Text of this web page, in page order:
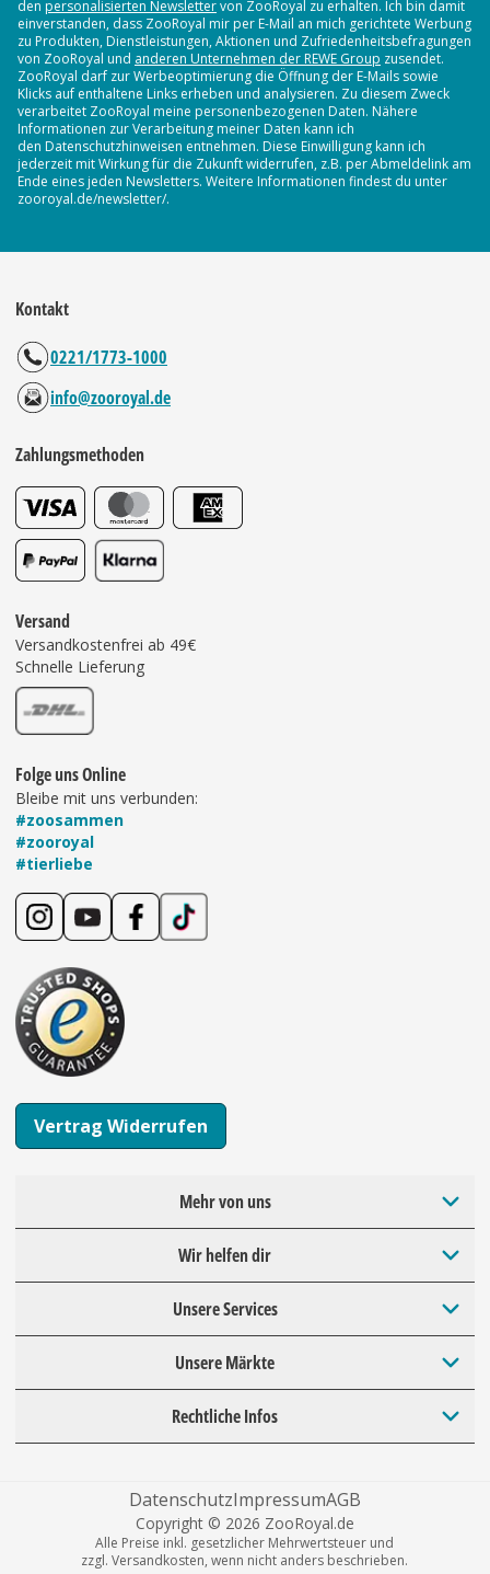
den personalisierten Newslettervon ZooRoyal zu erhalten. Ich bin damit
einverstanden, dass ZooRoyal mir per E-Mail an mich gerichtete Werbung
zu Produkten, Dienstleistungen, Aktionen und Zufriedenheitsbefragungen
von ZooRoyal und anderen Unternehmen der REWE Group zusendet.
ZooRoyal darf zur Werbeoptimierung die Öffnung der E-Mails sowie
Klicks auf enthaltene Links erheben und analysieren. Zu diesem Zweck
verarbeitet ZooRoyal meine personenbezogenen Daten. Nähere
Informationen zur Verarbeitung meiner Daten kann ich
den Datenschutzhinweisen entnehmen. Diese Einwilligung kann ich
jederzeit mit Wirkung für die Zukunft widerrufen, z.B. per Abmeldelink am
Ende eines jeden Newsletters. Weitere Informationen findest du unter
zooroyal.de/newsletter/.
Kontakt
0221/1773-1000
info@zooroyal.de
Zahlungsmethoden
Versand
Versandkostenfrei ab 49€
Schnelle Lieferung
Folge uns Online
Bleibe mit uns verbunden:
#zoosammen
#zooroyal
#tierliebe
Vertrag Widerrufen
Mehr von uns
Wir helfen dir
Unsere Services
Unsere Märkte
Rechtliche Infos
DatenschutzImpressumAGB
Copyright © 2026 ZooRoyal.de
Alle Preise inkl. gesetzlicher Mehrwertsteuer und
zzgl. Versandkosten, wenn nicht anders beschrieben.